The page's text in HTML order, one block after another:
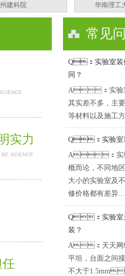
建科院 华南理工
明实力
SCIENCE
任
常见
Q：实验室装
同？
A：实验
其实差不多，主要
等材料以及施工
Q：实验室装
A：实验
概而论，不同地
大小的实验室及
修价格都有差异
Q：实验室
装？
A：天天网综
平坦，台面之间
不大于